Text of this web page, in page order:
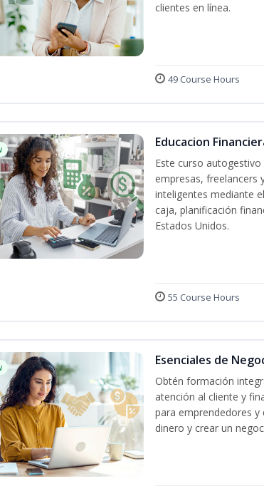
clientes en línea.
49 Course Hours
Educacion
Este curso
empresas, freelancers
inteligentes mediante
caja, planificación
Estados Unidos.
55 Course Hours
Esenciales de
Obtén formación
atención al cliente y
para emprendedores y
dinero y crear un